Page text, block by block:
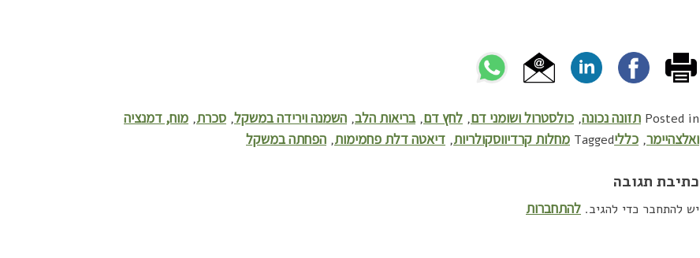
Posted in תזונה נכונה, כולסטרול ושומני דם, לחץ דם,בריאות הלב, השמנה וירידה במשקל, סכרת, מוח, דמנציה
ואלצהיימר, כלליTagged מחלות קרדיווסקולריות, דיאטה דלת פחמימות, הפחתה במשקל
כתיבת תגובה
יש להתחבר כדי להגיב. להתחברות